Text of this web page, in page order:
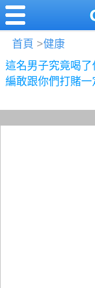
首頁 >健康
這名男子究竟喝
編敢跟你們打賭一